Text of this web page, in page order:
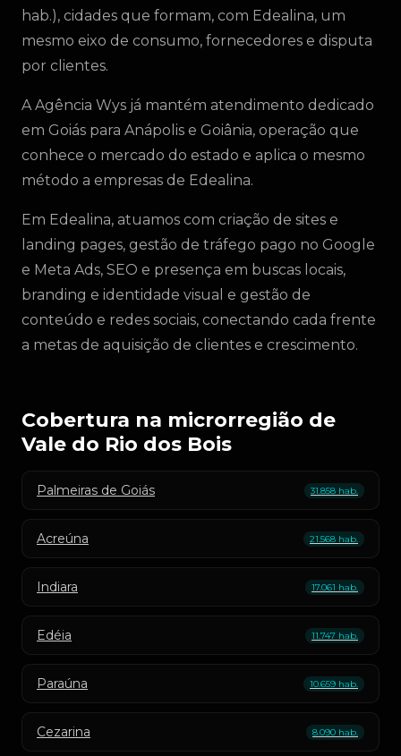
hab.), cidades que formam, com Edealina, um
mesmo eixo de consumo, fornecedores e disputa
por clientes.
A Agência Wys já mantém atendimento dedicado
em Goiás para Anápolis e Goiânia, operação que
conhece o mercado do estado e aplica o mesmo
método a empresas de Edealina.
Em Edealina, atuamos com criação de sites e
landing pages, gestão de tráfego pago no Google
e Meta Ads, SEO e presença em buscas locais,
branding e identidade visual e gestão de
conteúdo e redes sociais, conectando cada frente
a metas de aquisição de clientes e crescimento.
Cobertura na microrregião de
Vale do Rio dos Bois
Palmeiras de Goiás 31.858 hab.
Acreúna 21.568 hab.
Indiara 17.061 hab.
Edéia 11.747 hab.
Paraúna 10.659 hab.
Cezarina 8.090 hab.